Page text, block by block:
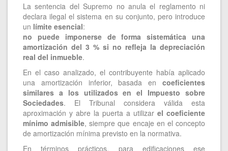
La sentencia del Supremo no anula el reglamento ni
declara ilegal el sistema en su conjunto, pero introduce
un límite esencial:
no puede imponerse de forma sistemática una
amortización del 3 % si no refleja la depreciación
real del inmueble.
En el caso analizado, el contribuyente había aplicado
una amortización inferior, basada en coeficientes
similares a los utilizados en el Impuesto sobre
Sociedades. El Tribunal considera válida esta
aproximación y abre la puerta a utilizar el coeficiente
mínimo admisible, siempre que encaje en el concepto
de amortización mínima previsto en la normativa.
En términos prácticos, para edificaciones ese